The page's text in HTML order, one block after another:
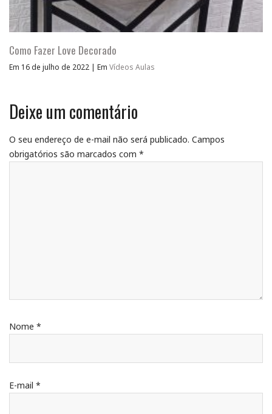
Como Fazer Love Decorado
Em 16 de julho de 2022 | Em Vídeos Aulas
Deixe um comentário
O seu endereço de e-mail não será publicado. Campos
obrigatórios são marcados com *
Nome *
E-mail *